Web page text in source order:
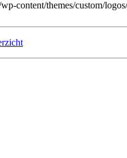
content/themes/custom/